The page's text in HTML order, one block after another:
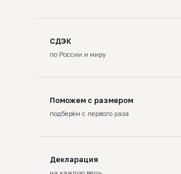
СДЭК
по России и миру
Поможем с размером
подберём с первого раза
Декларация
на каждую вещь